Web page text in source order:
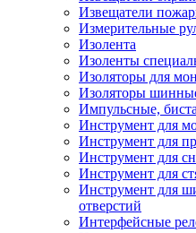
Извещатели
Измерительные
Изолента
Изоленты
Изоляторы для
Изоляторы
Импульсные,
Инструмент для
Инструмент для
Инструмент для
Инструмент для
Инструмент для
отверстий
Интерфейсные